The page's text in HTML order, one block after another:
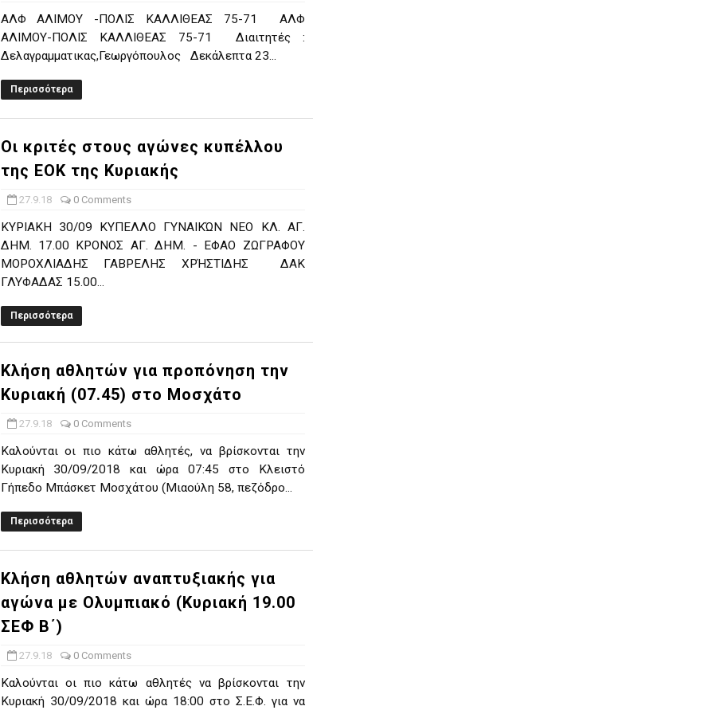
ΑΛΦ ΑΛΙΜΟΥ -ΠΟΛΙΣ ΚΑΛΛΙΘΕΑΣ 75-71 ΑΛΦ
ΑΛΙΜΟΥ-ΠΟΛΙΣ ΚΑΛΛΙΘΕΑΣ 75-71 Διαιτητές :
Δελαγραμματικας,Γεωργόπουλος Δεκάλεπτα 23...
Περισσότερα
Οι κριτές στους αγώνες κυπέλλου
της ΕΟΚ της Κυριακής
27.9.18 0 Comments
ΚΥΡΙΑΚΗ 30/09 ΚΥΠΕΛΛΟ ΓΥΝΑΙΚΏΝ ΝΕΟ ΚΛ. ΑΓ.
ΔΗΜ. 17.00 ΚΡΟΝΟΣ ΑΓ. ΔΗΜ. - ΕΦΑΟ ΖΩΓΡΑΦΟΥ
ΜΟΡΟΧΛΙΑΔΗΣ ΓΑΒΡΕΛΗΣ ΧΡΉΣΤΙΔΗΣ ΔΑΚ
ΓΛΥΦΑΔΑΣ 15.00...
Περισσότερα
Κλήση αθλητών για προπόνηση την
Κυριακή (07.45) στο Μοσχάτο
27.9.18 0 Comments
Καλούνται οι πιο κάτω αθλητές, να βρίσκονται την
Κυριακή 30/09/2018 και ώρα 07:45 στο Κλειστό
Γήπεδο Μπάσκετ Μοσχάτου (Μιαούλη 58, πεζόδρο...
Περισσότερα
Κλήση αθλητών αναπτυξιακής για
αγώνα με Ολυμπιακό (Κυριακή 19.00
ΣΕΦ Β΄)
27.9.18 0 Comments
Καλούνται οι πιο κάτω αθλητές να βρίσκονται την
Κυριακή 30/09/2018 και ώρα 18:00 στο Σ.Ε.Φ. για να